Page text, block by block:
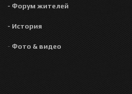
- Форум жителей
- История
- Фото & видео